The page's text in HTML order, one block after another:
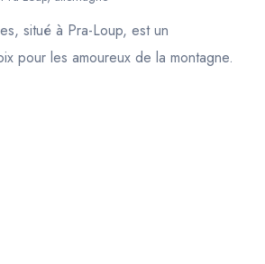
situé à Pra-Loup, est un
pour les amoureux de la montagne.